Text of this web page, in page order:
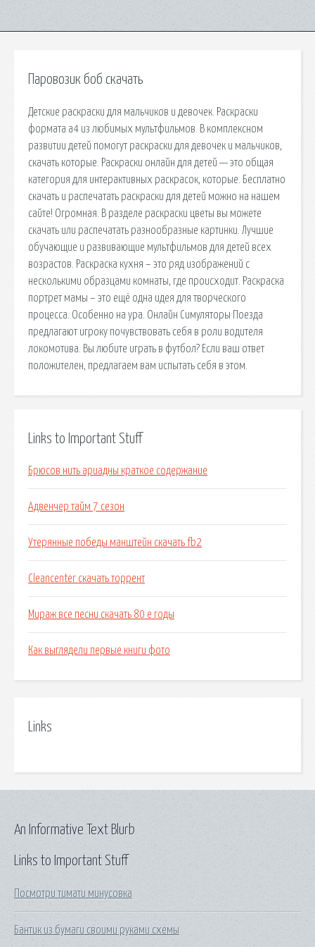
Паровозик боб скачать
Детские раскраски для мальчиков и девочек. Раскраски
формата а4 из любимых мультфильмов. В комплексном
развитии детей помогут раскраски для девочек и мальчиков,
скачать которые. Раскраски онлайн для детей — это общая
категория для интерактивных раскрасок, которые. Бесплатно
скачать и распечатать раскраски для детей можно на нашем
сайте! Огромная. В разделе раскраски цветы вы можете
скачать или распечатать разнообразные картинки. Лучшие
обучающие и развивающие мультфильмов для детей всех
возрастов. Раскраска кухня – это ряд изображений с
несколькими образцами комнаты, где происходит. Раскраска
портрет мамы – это ещё одна идея для творческого
процесса. Особенно на ура. Онлайн Симуляторы Поезда
предлагают игроку почувствовать себя в роли водителя
локомотива. Вы любите играть в футбол? Если ваш ответ
положителен, предлагаем вам испытать себя в этом.
Links to Important Stuff
Брюсов нить ариадны краткое содержание
Адвенчер тайм 7 сезон
Утерянные победы манштейн скачать fb2
Cleancenter скачать торрент
Мираж все песни скачать 80 е годы
Как выглядели первые книги фото
Links
Links to Important Stuff
Посмотри тимати минусовка
Бантик из бумаги своими руками схемы
An Informative Text Blurb